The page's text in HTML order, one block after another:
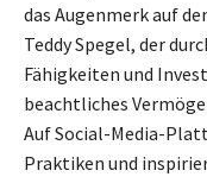
das Augenmerk auf
Teddy Spegel, der
Fähigkeiten und
beachtliches
Auf Social-Media-
Praktiken und